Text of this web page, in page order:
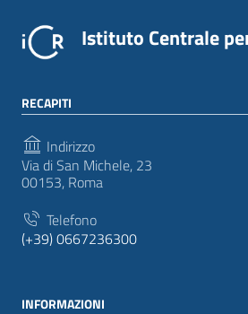
Istituto Centrale
RECAPITI
Indirizzo
Via di San Michele, 23
00153, Roma
Telefono
(+39) 0667236300
INFORMAZIONI